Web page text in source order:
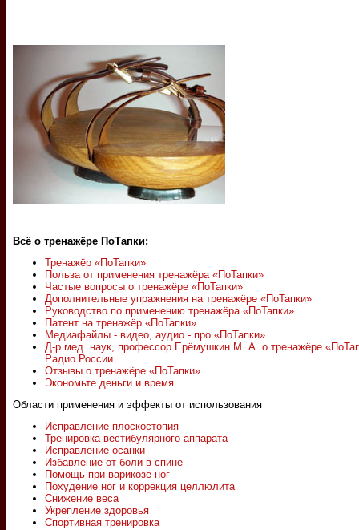
Всё о тренажёре ПоТапки:
Тренажёр «ПоТапки»
Польза от применения тренажёра «ПоТапки»
Частые вопросы о тренажёре «ПоТапки»
Дополнительные упражнения на тренажёре «ПоТапки»
Руководство по применению тренажёра «ПоТапки»
Патент на тренажёр «ПоТапки»
Медиафайлы - видео, аудио - про «ПоТапки»
Д-р мед. наук, профессор Ерёмушкин М. А. о тренажёре
Радио России
Отзывы о тренажёре «ПоТапки»
Экономьте деньги и время
Области применения и эффекты от использования
Исправление плоскостопия
Тренировка вестибулярного аппарата
Исправление осанки
Избавление от боли в спине
Помощь при варикозе ног
Похудение ног и коррекция целлюлита
Снижение веса
Укрепление здоровья
Спортивная тренировка